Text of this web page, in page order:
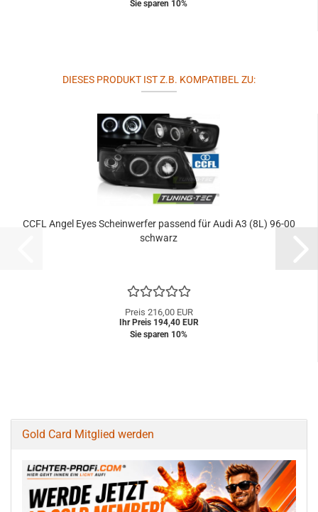
Sie sparen 10%
DIESES PRODUKT IST Z.B. KOMPATIBEL ZU:
CCFL Angel Eyes Scheinwerfer passend für Audi A3 (8L) 96-00
schwarz
Preis 216,00 EUR
Ihr Preis 194,40 EUR
Sie sparen 10%
Gold Card Mitglied werden